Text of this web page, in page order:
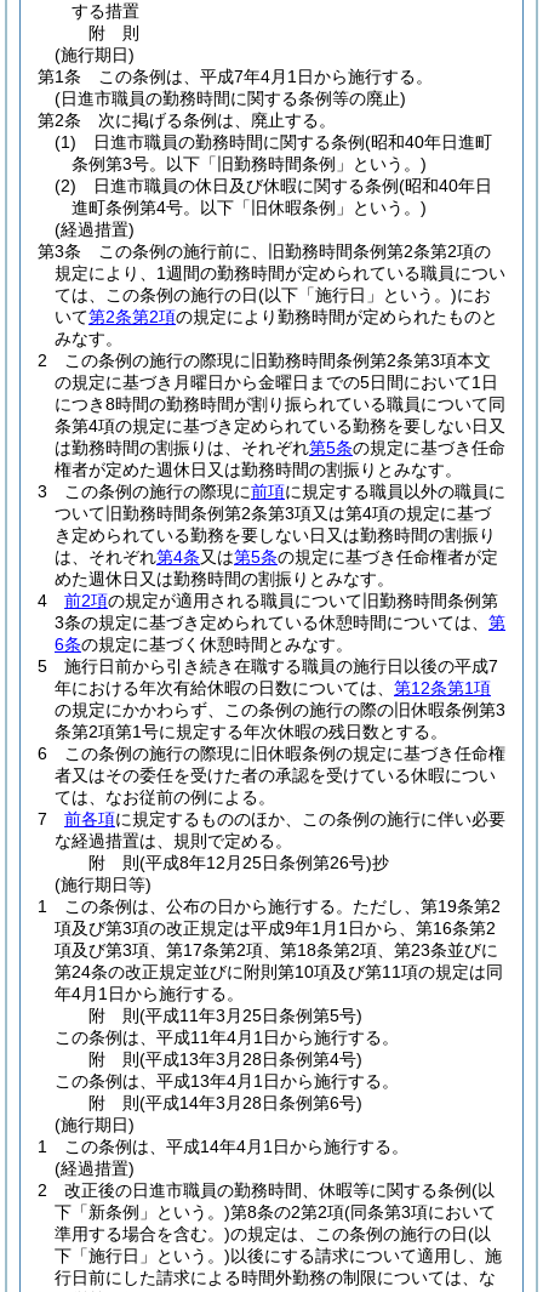
する措置
附 則
(施行期日)
第1条
この条例は、平成7年4月1日から施行する。
(日進市職員の勤務時間に関する条例等の廃止)
第2条
次に掲げる条例は、廃止する。
(1)
日進市職員の勤務時間に関する条例(昭和40年日進町
条例第3号。以下「旧勤務時間条例」という。)
(2)
日進市職員の休日及び休暇に関する条例(昭和40年日
進町条例第4号。以下「旧休暇条例」という。)
(経過措置)
第3条
この条例の施行前に、旧勤務時間条例第2条第2項の
規定により、1週間の勤務時間が定められている職員につい
ては、この条例の施行の日(以下「施行日」という。)にお
いて第2条第2項の規定により勤務時間が定められたものと
みなす。
2
この条例の施行の際現に旧勤務時間条例第2条第3項本文
の規定に基づき月曜日から金曜日までの5日間において1日
につき8時間の勤務時間が割り振られている職員について同
条第4項の規定に基づき定められている勤務を要しない日又
は勤務時間の割振りは、それぞれ第5条の規定に基づき任命
権者が定めた週休日又は勤務時間の割振りとみなす。
3
この条例の施行の際現に前項に規定する職員以外の職員に
ついて旧勤務時間条例第2条第3項又は第4項の規定に基づ
き定められている勤務を要しない日又は勤務時間の割振り
は、それぞれ第4条又は第5条の規定に基づき任命権者が定
めた週休日又は勤務時間の割振りとみなす。
4
前2項の規定が適用される職員について旧勤務時間条例第
3条の規定に基づき定められている休憩時間については、 第
6条の規定に基づく休憩時間とみなす。
5
施行日前から引き続き在職する職員の施行日以後の平成7
年における年次有給休暇の日数については、 第12条第1項
の規定にかかわらず、この条例の施行の際の旧休暇条例第3
条第2項第1号に規定する年次休暇の残日数とする。
6
この条例の施行の際現に旧休暇条例の規定に基づき任命権
者又はその委任を受けた者の承認を受けている休暇につい
ては、なお従前の例による。
7
前各項に規定するもののほか、この条例の施行に伴い必要
な経過措置は、規則で定める。
附 則(平成8年12月25日条例第26号)抄
(施行期日等)
1
この条例は、公布の日から施行する。 ただし、第19条第2
項及び第3項の改正規定は平成9年1月1日から、第16条第2
項及び第3項、第17条第2項、第18条第2項、第23条並びに
第24条の改正規定並びに附則第10項及び第11項の規定は同
年4月1日から施行する。
附 則(平成11年3月25日条例第5号)
この条例は、平成11年4月1日から施行する。
附 則(平成13年3月28日条例第4号)
この条例は、平成13年4月1日から施行する。
附 則(平成14年3月28日条例第6号)
(施行期日)
1
この条例は、平成14年4月1日から施行する。
(経過措置)
2
改正後の日進市職員の勤務時間、休暇等に関する条例(以
下「新条例」という。)第8条の2第2項(同条第3項において
準用する場合を含む。)の規定は、この条例の施行の日(以
下「施行日」という。)以後にする請求について適用し、施
行日前にした請求による時間外勤務の制限については、な